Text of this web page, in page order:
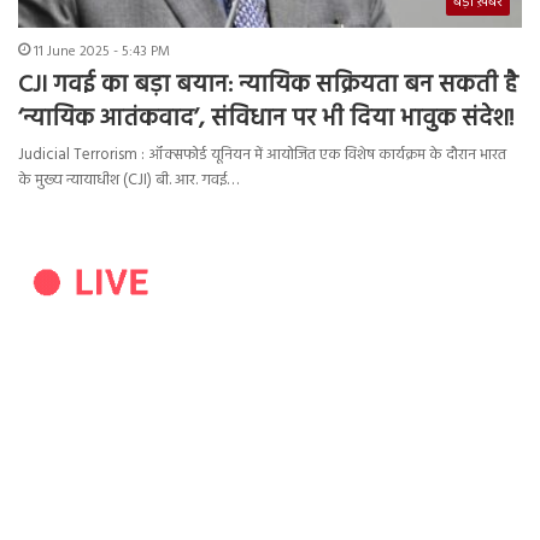
11 June 2025 - 5:43 PM
CJI गवई का बड़ा बयान: न्यायिक सक्रियता बन सकती है
‘न्यायिक आतंकवाद’, संविधान पर भी दिया भावुक संदेश!
Judicial Terrorism : ऑक्सफोर्ड यूनियन में आयोजित एक विशेष कार्यक्रम के दौरान भारत
के मुख्य न्यायाधीश (CJI) बी. आर. गवई…